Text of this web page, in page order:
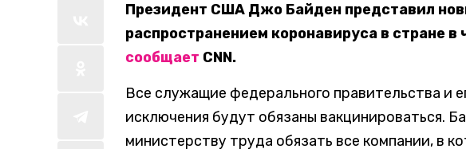
Президент США Джо Байден представил
распространением коронавируса в стране
сообщает CNN.
Все служащие федерального правительства и
исключения будут обязаны вакцинироваться.
министерству труда обязать все компании, в